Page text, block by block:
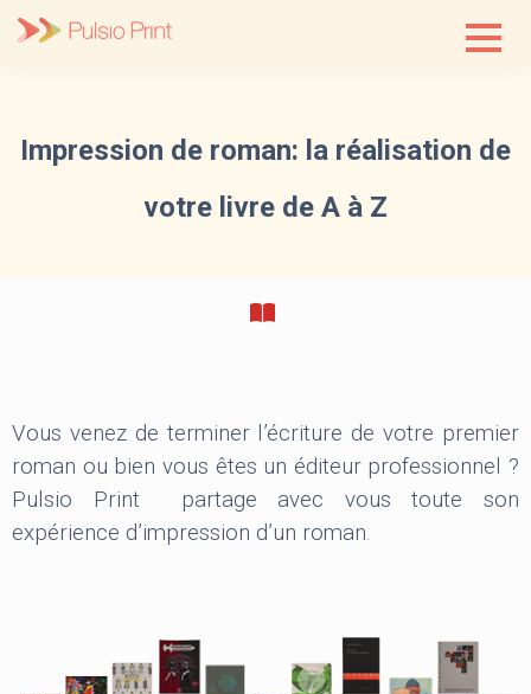
Impression de roman: la réalisation de
votre livre de A à Z
Vous venez de terminer l’écriture de votre premier
roman ou bien vous êtes un éditeur professionnel ?
Pulsio Print partage avec vous toute son
expérience d’impression d’un roman.